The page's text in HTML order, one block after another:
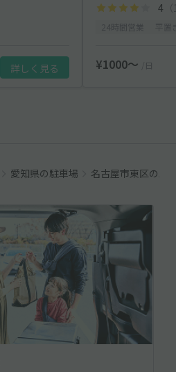
詳しく見る
4
¥1000〜 /日
愛知県の駐車場 名古屋市東区の駐